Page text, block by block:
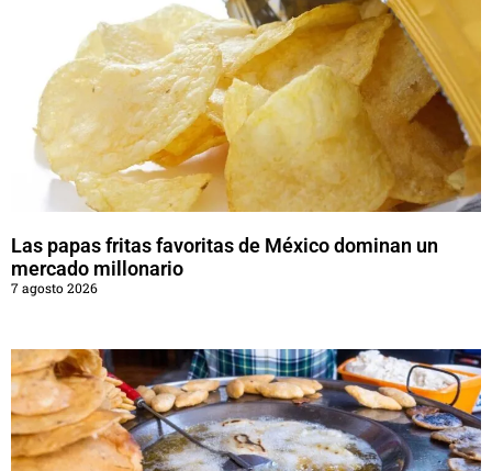
Las papas fritas favoritas de México dominan un
mercado millonario
7 agosto 2026